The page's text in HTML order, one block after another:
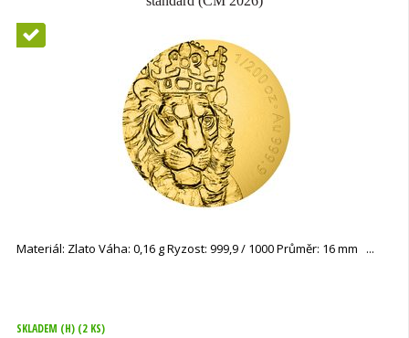
Novinka
Materiál: Zlato Váha: 0,16 g Ryzost: 999,9 / 1000 Průměr: 16 mm
SKLADEM (H) (2 KS)